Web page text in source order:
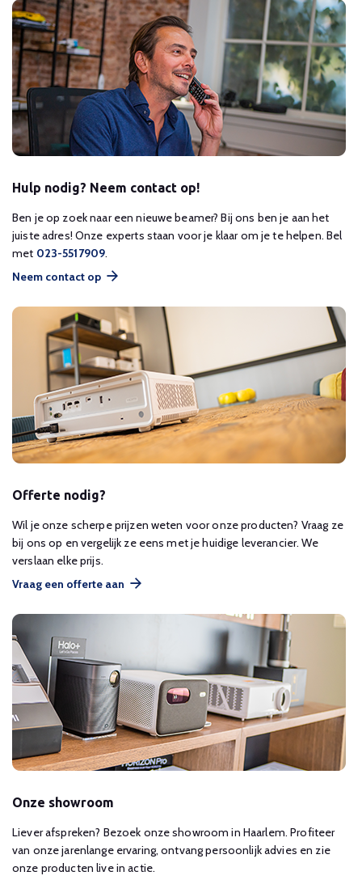
Hulp nodig? Neem contact op!
Ben je op zoek naar een nieuwe beamer? Bij ons ben je aan het
juiste adres! Onze experts staan voor je klaar om je te helpen. Bel
met 023-5517909.
Neem contact op
Offerte nodig?
Wil je onze scherpe prijzen weten voor onze producten? Vraag ze
bij ons op en vergelijk ze eens met je huidige leverancier. We
verslaan elke prijs.
Vraag een offerte aan
Onze showroom
Liever afspreken? Bezoek onze showroom in Haarlem. Profiteer
van onze jarenlange ervaring, ontvang persoonlijk advies en zie
onze producten live in actie.